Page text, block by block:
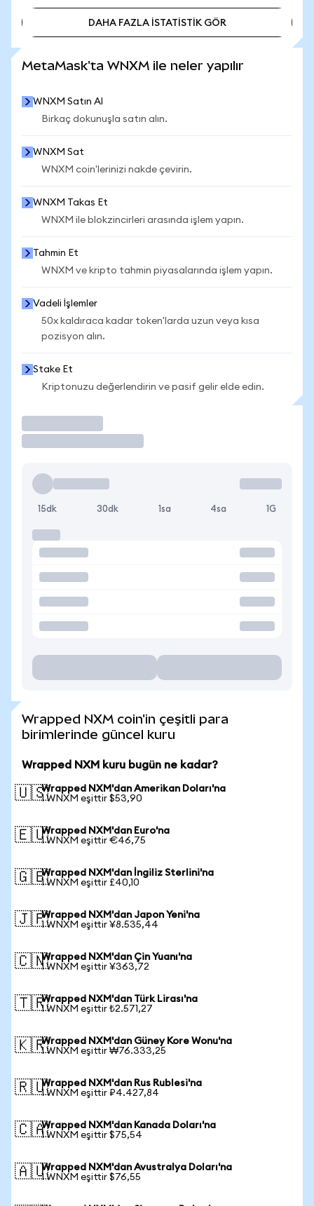
DAHA FAZLA İSTATİSTİK GÖR
MetaMask'ta WNXM ile neler yapılır
WNXM Satın Al
Birkaç dokunuşla satın alın.
WNXM Sat
WNXM coin'lerinizi nakde çevirin.
WNXM Takas Et
WNXM ile blokzincirleri arasında işlem yapın.
Tahmin Et
WNXM ve kripto tahmin piyasalarında işlem yapın.
Vadeli İşlemler
50x kaldıraca kadar token'larda uzun veya kısa
pozisyon alın.
Stake Et
Kriptonuzu değerlendirin ve pasif gelir elde edin.
15dk 30dk 1sa 4sa 1G
Wrapped NXM coin'in çeşitli para
birimlerinde güncel kuru
Wrapped NXM kuru bugün ne kadar?
🇺🇸Wrapped NXM'dan Amerikan Doları'na
1 WNXM eşittir $53,90
🇪🇺Wrapped NXM'dan Euro'na
1 WNXM eşittir €46,75
🇬🇧Wrapped NXM'dan İngiliz Sterlini'na
1 WNXM eşittir £40,10
🇯🇵Wrapped NXM'dan Japon Yeni'na
1 WNXM eşittir ¥8.535,44
🇨🇳Wrapped NXM'dan Çin Yuanı'na
1 WNXM eşittir ¥363,72
🇹🇷Wrapped NXM'dan Türk Lirası'na
1 WNXM eşittir ₺2.571,27
🇰🇷Wrapped NXM'dan Güney Kore Wonu'na
1 WNXM eşittir ₩76.333,25
🇷🇺Wrapped NXM'dan Rus Rublesi'na
1 WNXM eşittir ₽4.427,84
🇨🇦Wrapped NXM'dan Kanada Doları'na
1 WNXM eşittir $75,54
🇦🇺Wrapped NXM'dan Avustralya Doları'na
1 WNXM eşittir $76,55